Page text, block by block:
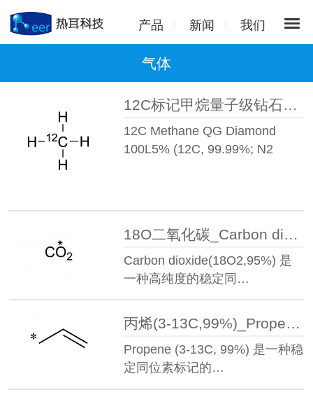
产品 新闻 我们
气体
12C标记甲烷量子级钻石_12C Methane QG Diamond™(12C,99.99%;N2 1ppm)CP 99.5%
12C Methane QG Diamond
100L5% (12C, 99.99%; N2
18O二氧化碳_Carbon dioxide(18O2,95%)丨18983-82-9
Carbon dioxide(18O2,95%) 是
一种高纯度的稳定同…
丙烯(3-13C,99%)_Propene(3-13C,99%)丨89490-91-5
Propene (3-13C, 99%) 是一种稳
定同位素标记的…